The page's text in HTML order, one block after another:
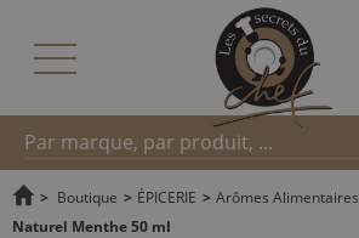
Recherche
> Boutique > ÉPICERIE > Arômes Alimentaires
Naturel Menthe 50 ml